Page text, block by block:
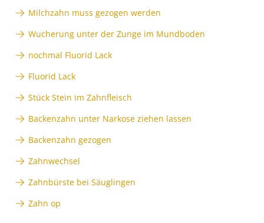
Milchzahn muss gezogen werden
Wucherung unter der Zunge im Mundboden
nochmal Fluorid Lack
Fluorid Lack
Stück Stein im Zahnfleisch
Backenzahn unter Narkose ziehen lassen
Backenzahn gezogen
Zahnwechsel
Zahnbürste bei Säuglingen
Zahn op